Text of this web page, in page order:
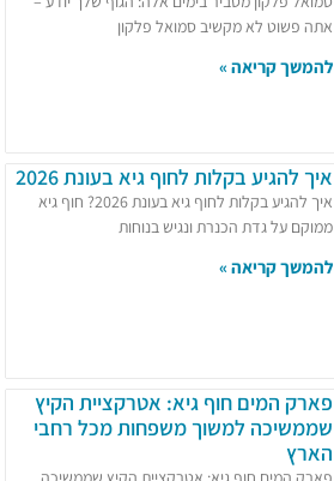
אתה פשוט לא מקשיב סמואל פלקון
להמשך קריאה »
איך להגיע בקלות לחוף גיא בעונת 2026
איך להגיע בקלות לחוף גיא בעונת 2026? חוף גיא
ממוקם על גדת הכנרת ונגיש בנוחות
להמשך קריאה »
פארק המים חוף גיא: אטרקציית הקיץ
שממשיכה למשוך משפחות מכל רחבי
הארץ